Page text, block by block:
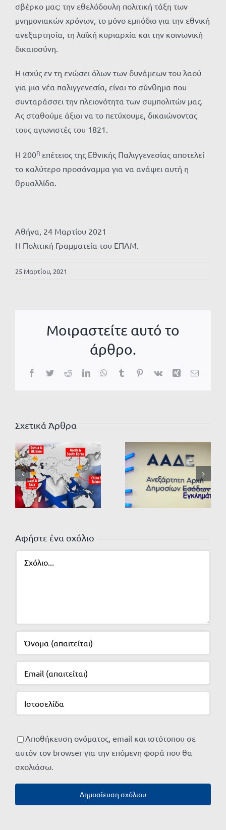
σβέρκο μας: την εθελόδουλη πολιτική τάξη των
μνημονιακών χρόνων, το μόνο εμπόδιο για την εθνική
ανεξαρτησία, τη λαϊκή κυριαρχία και την κοινωνική
δικαιοσύνη.
Η ισχύς εν τη ενώσει όλων των δυνάμεων του λαού
για μια νέα παλιγγενεσία, είναι το σύνθημα που
συνταράσσει την πλειονότητα των συμπολιτών μας.
Ας σταθούμε άξιοι να το πετύχουμε, δικαιώνοντας
τους αγωνιστές του 1821.
Η 200η επέτειος της Εθνικής Παλιγγενεσίας αποτελεί
το καλύτερο προσάναμμα για να ανάψει αυτή η
θρυαλλίδα.
Αθήνα, 24 Μαρτίου 2021
Η Πολιτική Γραμματεία του ΕΠΑΜ.
25 Μαρτίου, 2021
Μοιραστείτε αυτό το
άρθρο.
Facebook
TwitterRedditLinkedInWhatsApp
TumblrPinterest
Vk Xing Email
Σχετικά Άρθρα
Αφήστε ένα σχόλιο
Αποθήκευση ονόματος, email και ιστότοπου σε
αυτόν τον browser για την επόμενη φορά που θα
σχολιάσω.